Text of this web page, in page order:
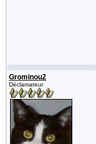
Grominou2
Déclamateur